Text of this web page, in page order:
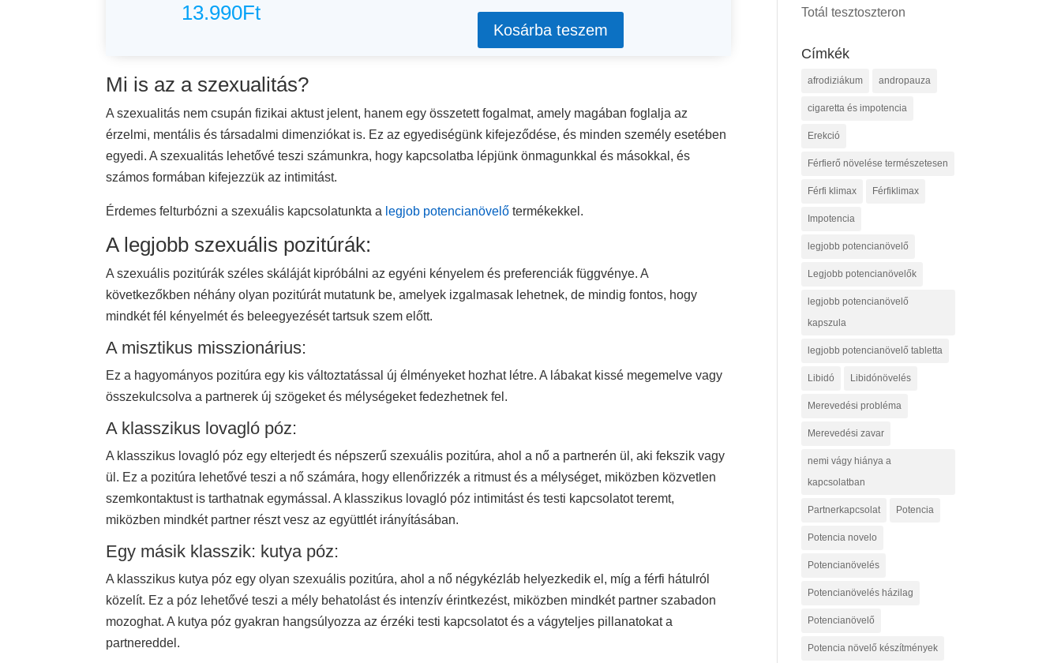
13.990Ft
Kosárba teszem
Mi is az a szexualitás?
A szexualitás nem csupán fizikai aktust jelent, hanem egy összetett fogalmat, amely magában foglalja az
érzelmi, mentális és társadalmi dimenziókat is. Ez az egyediségünk kifejeződése, és minden személy esetében
egyedi. A szexualitás lehetővé teszi számunkra, hogy kapcsolatba lépjünk önmagunkkal és másokkal, és
számos formában kifejezzük az intimitást.
Érdemes felturbózni a szexuális kapcsolatunkta a legjob potencianövelő termékekkel.
A legjobb szexuális pozitúrák:
A szexuális pozitúrák széles skáláját kipróbálni az egyéni kényelem és preferenciák függvénye. A
következőkben néhány olyan pozitúrát mutatunk be, amelyek izgalmasak lehetnek, de mindig fontos, hogy
mindkét fél kényelmét és beleegyezését tartsuk szem előtt.
A misztikus misszionárius:
Ez a hagyományos pozitúra egy kis változtatással új élményeket hozhat létre. A lábakat kissé megemelve vagy
összekulcsolva a partnerek új szögeket és mélységeket fedezhetnek fel.
A klasszikus lovagló póz:
A klasszikus lovagló póz egy elterjedt és népszerű szexuális pozitúra, ahol a nő a partnerén ül, aki fekszik vagy
ül. Ez a pozitúra lehetővé teszi a nő számára, hogy ellenőrizzék a ritmust és a mélységet, miközben közvetlen
szemkontaktust is tarthatnak egymással. A klasszikus lovagló póz intimitást és testi kapcsolatot teremt,
miközben mindkét partner részt vesz az együttlét irányításában.
Egy másik klasszik: kutya póz:
A klasszikus kutya póz egy olyan szexuális pozitúra, ahol a nő négykézláb helyezkedik el, míg a férfi hátulról
közelít. Ez a póz lehetővé teszi a mély behatolást és intenzív érintkezést, miközben mindkét partner szabadon
mozoghat. A kutya póz gyakran hangsúlyozza az érzéki testi kapcsolatot és a vágyteljes pillanatokat a
partnereddel.
Totál tesztoszteron
Címkék
afrodiziákum andropauza
cigaretta és impotencia
Erekció
Férfierő növelése természetesen
Férfi klimax Férfiklimax
Impotencia
legjobb potencianövelő
Legjobb potencianövelők
legjobb potencianövelő
kapszula
legjobb potencianövelő tabletta
Libidó Libidónövelés
Merevedési probléma
Merevedési zavar
nemi vágy hiánya a
kapcsolatban
Partnerkapcsolat Potencia
Potencia novelo
Potencianövelés
Potencianövelés házilag
Potencianövelő
Potencia növelő készítmények